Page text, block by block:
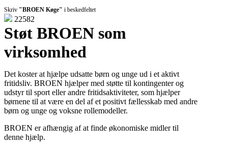
Skriv "BROEN Køge" i beskedfeltet
22582
Støt BROEN som
virksomhed
Det koster at hjælpe udsatte børn og unge ud i et aktivt
fritidsliv. BROEN hjælper med støtte til kontingenter og
udstyr til sport eller andre fritidsaktiviteter, som hjælper
børnene til at være en del af et positivt fællesskab med andre
børn og unge og voksne rollemodeller.
BROEN er afhængig af at finde økonomiske midler til
denne hjælp.